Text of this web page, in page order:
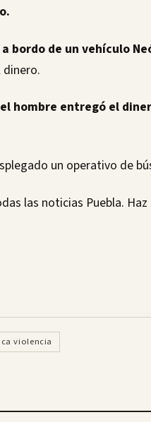
bordo de un vehículo
el hombre entregó el
un operativo de
las noticias Puebla.
violencia